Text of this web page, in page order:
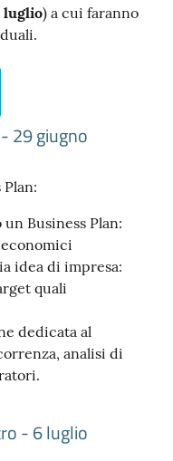
luglio) a cui faranno
29 giugno
Business Plan:
idea di impresa:
quali
dedicata al
analisi di
- 6 luglio